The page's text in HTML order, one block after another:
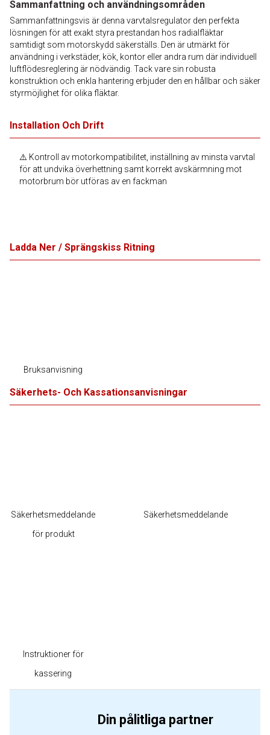
Sammanfattning och användningsområden
Sammanfattningsvis är denna varvtalsregulator den perfekta
lösningen för att exakt styra prestandan hos radialfläktar
samtidigt som motorskydd säkerställs. Den är utmärkt för
användning i verkstäder, kök, kontor eller andra rum där individuell
luftflödesreglering är nödvändig. Tack vare sin robusta
konstruktion och enkla hantering erbjuder den en hållbar och säker
styrmöjlighet för olika fläktar.
Installation Och Drift
⚠️ Kontroll av motorkompatibilitet, inställning av minsta varvtal
för att undvika överhettning samt korrekt avskärmning mot
motorbrum bör utföras av en fackman
Ladda Ner / Sprängskiss Ritning
Bruksanvisning
Säkerhets- Och Kassationsanvisningar
Säkerhetsmeddelande
för produkt
Säkerhetsmeddelande
Instruktioner för
kassering
Din pålitliga partner